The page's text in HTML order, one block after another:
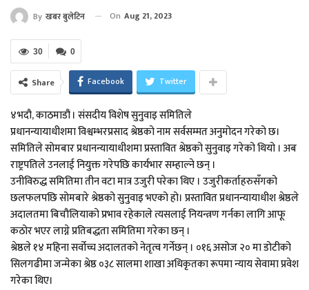
By खबर बुलेटिन On Aug 21, 2023
0
30
Share Facebook Twitter
४भदौ, काठमाडौं । संसदीय विशेष सुनुवाइ समितिले
प्रधानन्यायाधीशमा विश्वम्भरप्रसाद श्रेष्ठको नाम सर्वसम्मत अनुमोदन गरेको छ।
समितिले सोमबार प्रधानन्यायाधीशमा प्रस्तावित श्रेष्ठको सुनुवाइ गरेको थियो । अब
राष्ट्रपतिले उनलाई नियुक्त गरेपछि कार्यभार सम्हाल्ने छन् ।
उनीविरुद्ध समितिमा तीन वटा मात्र उजुरी परेका थिए । उजुरीकर्ताहरुसँगको
छलफलपछि सोमबारे श्रेष्ठको सुनुवाइ भएको हो। प्रस्तावित प्रधानन्यायाधीश श्रेष्ठले
अदालतमा बिचौलियाको प्रभाव रहेकाले त्यसलाई नियन्त्रण गर्नका लागि आफू
कठोर भएर लाग्ने प्रतिबद्धता समितिमा गरेका छन् ।
श्रेष्ठले १४ महिना सर्वोच्च अदालतको नेतृत्व गर्नेछन् । ०१६ असोज २० मा डोटीको
सिलगढीमा जन्मेका श्रेष्ठ ०३८ सालमा शाखा अधिकृतका रूपमा न्याय सेवामा प्रवेश
गरेका थिए।